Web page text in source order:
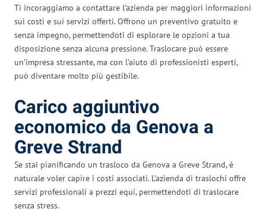
Ti incoraggiamo a contattare l’azienda per maggiori informazioni
sui costi e sui servizi offerti. Offrono un preventivo gratuito e
senza impegno, permettendoti di esplorare le opzioni a tua
disposizione senza alcuna pressione. Traslocare può essere
un’impresa stressante, ma con l’aiuto di professionisti esperti,
può diventare molto più gestibile.
Carico aggiuntivo
economico da Genova a
Greve Strand
Se stai pianificando un trasloco da Genova a Greve Strand, è
naturale voler capire i costi associati. L’azienda di traslochi offre
servizi professionali a prezzi equi, permettendoti di traslocare
senza stress.